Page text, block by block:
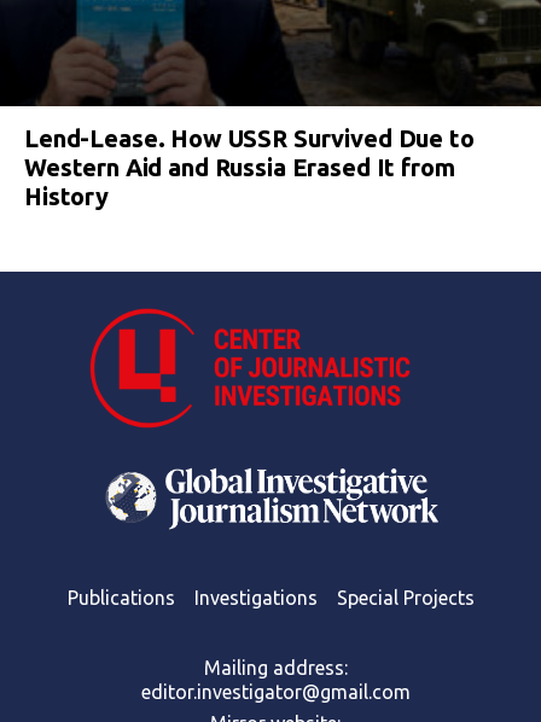
Lend-Lease. How USSR Survived Due to
Western Aid and Russia Erased It from
History
Publications Investigations Special Projects
Mailing address:
editor.investigator@gmail.com